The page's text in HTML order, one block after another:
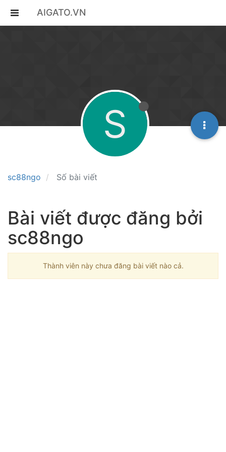
AIGATO.VN
sc88ngo Số bài viết
S
Bài viết được đăng bởi
sc88ngo
Thành viên này chưa đăng bài viết nào cả.